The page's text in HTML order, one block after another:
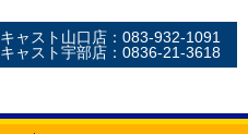
キャスト山口店：083-932-1091
キャスト宇部店：0836-21-3618